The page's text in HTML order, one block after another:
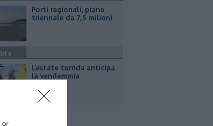
or
Porti regionali, piano
triennale da 7,5 milioni
L'estate torrida anticipa
la vendemmia